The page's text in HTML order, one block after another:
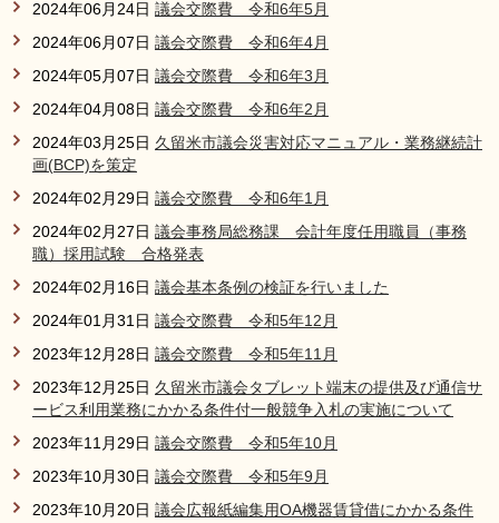
2024年06月24日 議会交際費 令和6年5月
2024年06月07日 議会交際費 令和6年4月
2024年05月07日 議会交際費 令和6年3月
2024年04月08日 議会交際費 令和6年2月
2024年03月25日 久留米市議会災害対応マニュアル・業務継続計
画(BCP)を策定
2024年02月29日 議会交際費 令和6年1月
2024年02月27日 議会事務局総務課 会計年度任用職員（事務
職）採用試験 合格発表
2024年02月16日 議会基本条例の検証を行いました
2024年01月31日 議会交際費 令和5年12月
2023年12月28日 議会交際費 令和5年11月
2023年12月25日 久留米市議会タブレット端末の提供及び通信サ
ービス利用業務にかかる条件付一般競争入札の実施について
2023年11月29日 議会交際費 令和5年10月
2023年10月30日 議会交際費 令和5年9月
2023年10月20日 議会広報紙編集用OA機器賃貸借にかかる条件